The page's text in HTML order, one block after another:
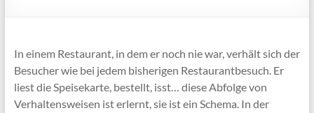
In einem Restaurant, in dem er noch nie war, verhält sich der
Besucher wie bei jedem bisherigen Restaurantbesuch. Er
liest die Speisekarte, bestellt, isst… diese Abfolge von
Verhaltensweisen ist erlernt, sie ist ein Schema. In der